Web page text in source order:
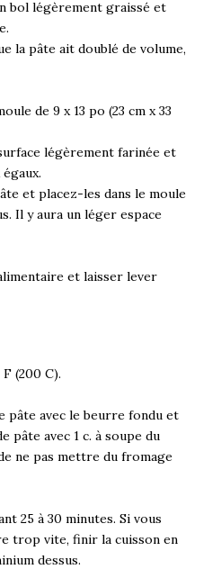
bol légèrement graissé et
la pâte ait doublé de volume,
de 9 x 13 po (23 cm x 33
légèrement farinée et
et placez-les dans le moule
Il y aura un léger espace
et laisser lever
(200 C).
pâte avec le beurre fondu et
pâte avec 1 c. à soupe du
ne pas mettre du fromage
25 à 30 minutes. Si vous
trop vite, finir la cuisson en
dessus.